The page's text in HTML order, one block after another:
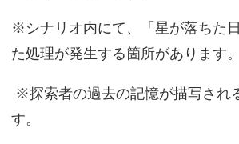
※シナリオ内にて、「星が落ちた
た処理が発生する箇所があります。
※探索者の過去の記憶が描写され
す。